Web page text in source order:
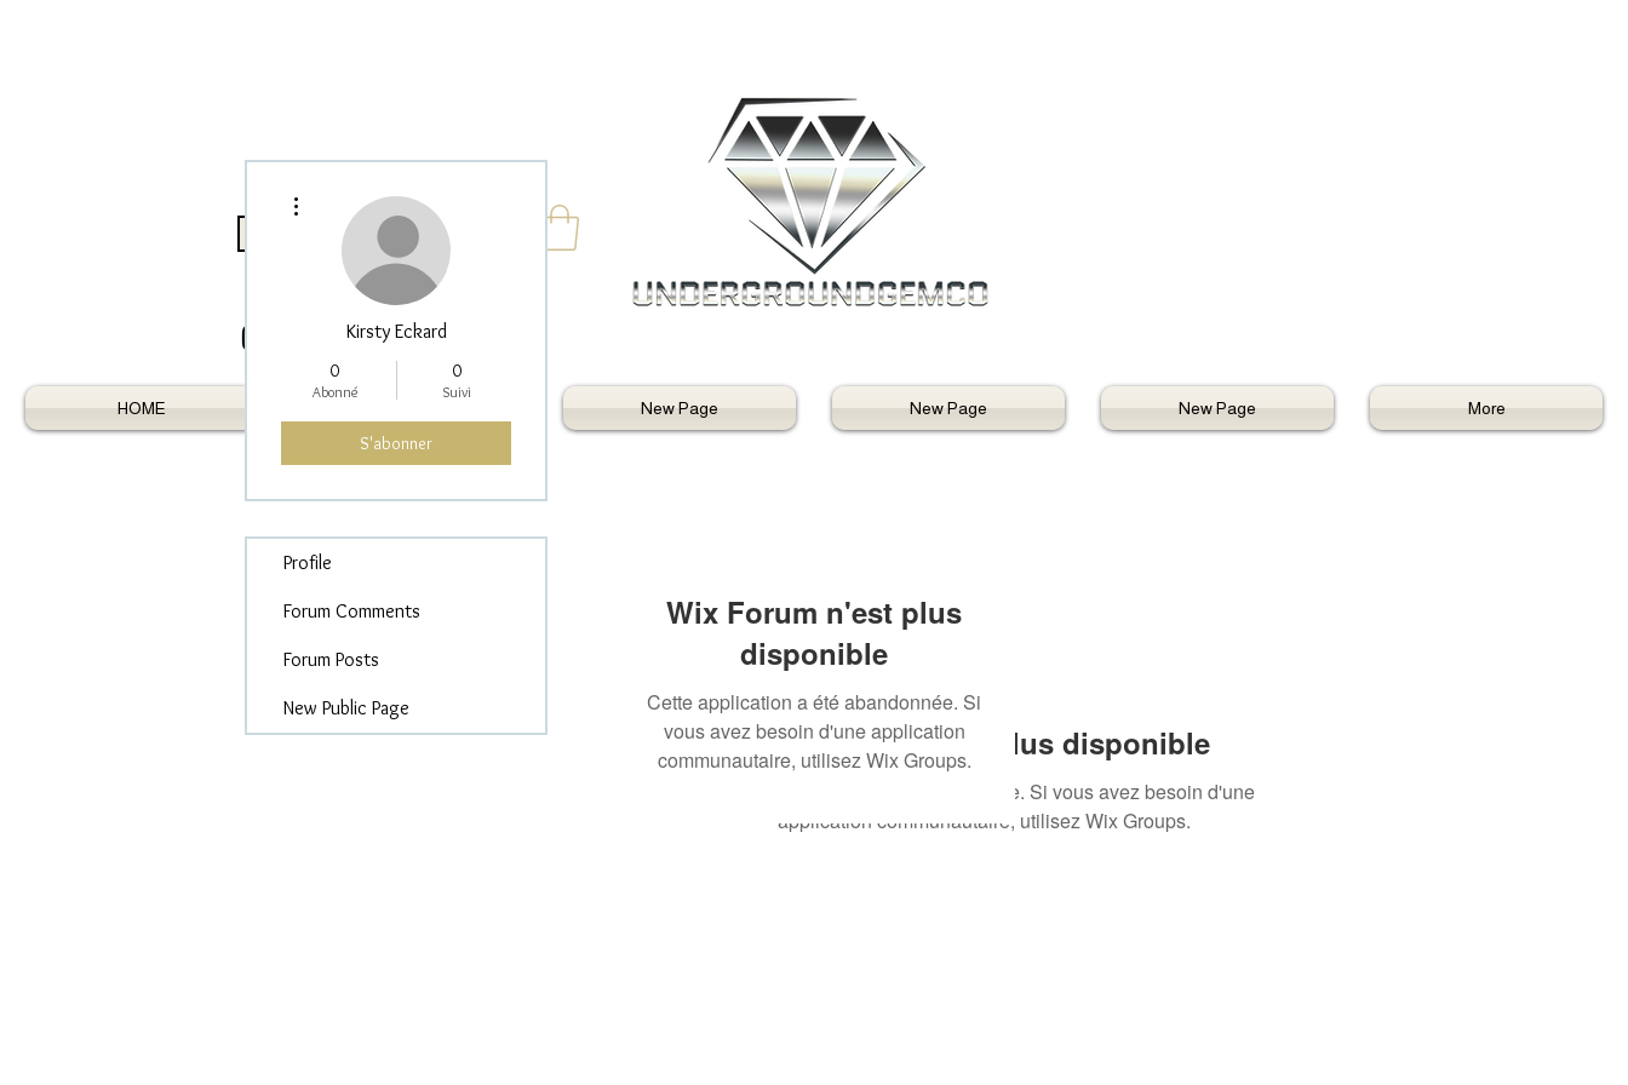
Log In / Register As Trade
HOME New Page New Page New Page More
Wix Forum n'est plus disponible
Cette application a été abandonnée. Si vous avez besoin d'une
application communautaire, utilisez Wix Groups.
Wix Forum n'est plus
disponible
Cette application a été abandonnée. Si
vous avez besoin d'une application
communautaire, utilisez Wix Groups.
Kirsty Eckard
0
Abonné
0
Suivi
S'abonner
Profile
Forum Comments
Forum Posts
New Public Page